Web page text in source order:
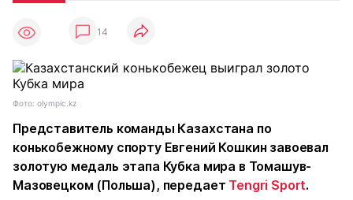
14
Фото: olympic.kz
Представитель команды Казахстана по
конькобежному спорту Евгений Кошкин завоевал
золотую медаль этапа Кубка мира в Томашув-
Мазовецком (Польша), передает Tengri Sport.